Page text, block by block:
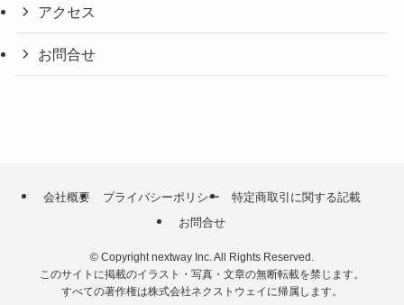
アクセス
お問合せ
会社概要 プライバシーポリシー
特定商取引に関する記載
お問合せ
© Copyright nextway Inc. All Rights Reserved.
このサイトに掲載のイラスト・写真・文章の無断転載を禁じます。
すべての著作権は株式会社ネクストウェイに帰属します。